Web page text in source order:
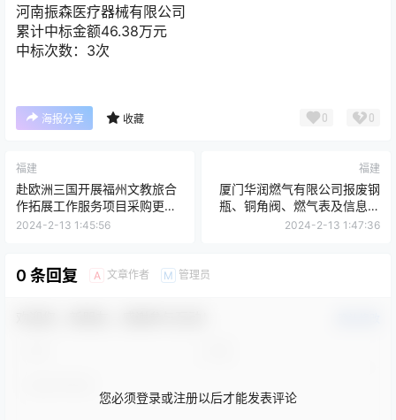
河南振森医疗器械有限公司
累计中标金额46.38万元
中标次数：3次
海报分享 收藏 0 0
福建
赴欧洲三国开展福州文教旅合
作拓展工作服务项目采购更正
公告（第一次）
2024-2-13 1:45:56
福建
厦门华润燃气有限公司报废钢
瓶、铜角阀、燃气表及信息设
备一批出售项目2024-FW-03
2024-2-13 1:47:36
0 条回复 A 文章作者 M 管理员
您必须登录或注册以后才能发表评论